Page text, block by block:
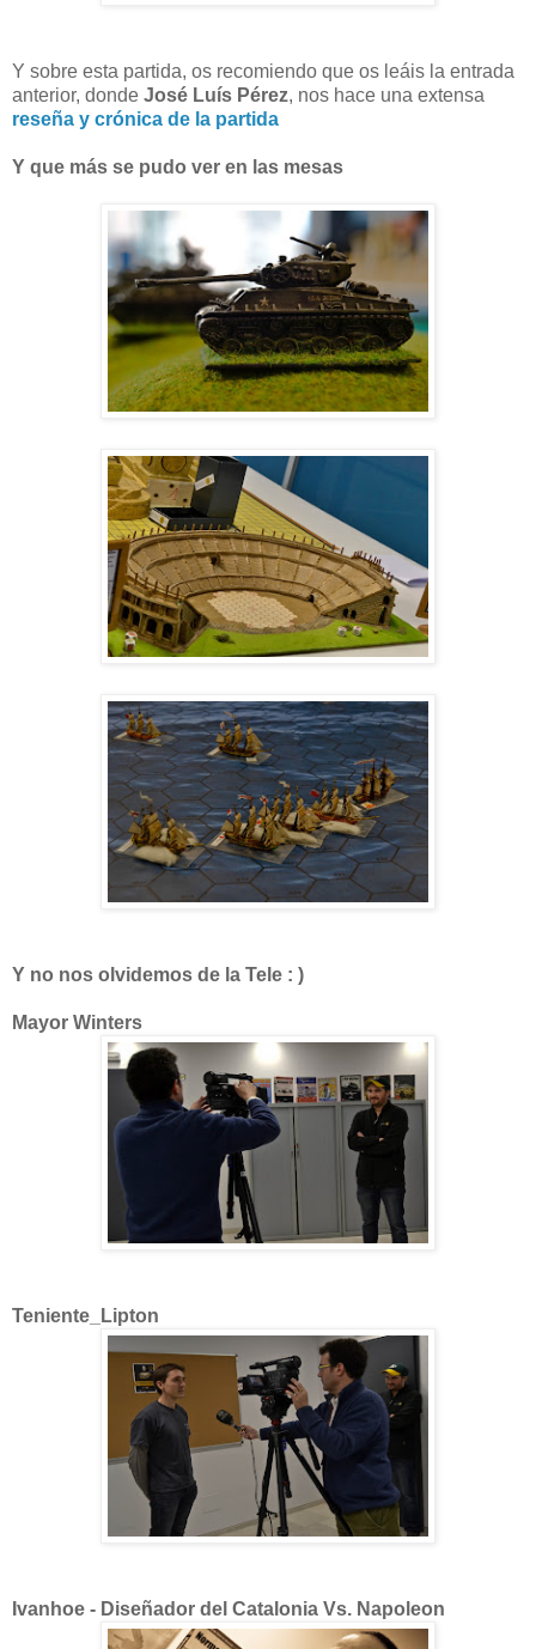
Y sobre esta partida, os recomiendo que os leáis la entrada
anterior, donde José Luís Pérez, nos hace una extensa
reseña y crónica de la partida
Y que más se pudo ver en las mesas
Y no nos olvidemos de la Tele : )
Mayor Winters
Teniente_Lipton
Ivanhoe - Diseñador del Catalonia Vs. Napoleon